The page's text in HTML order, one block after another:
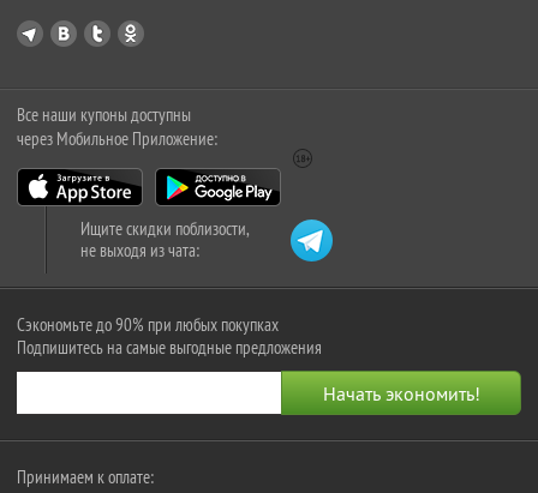
Все наши купоны доступны
через Мобильное Приложение:
Ищите скидки поблизости,
не выходя из чата:
Сэкономьте до 90% при любых покупках
Подпишитесь на самые выгодные предложения
Принимаем к оплате: